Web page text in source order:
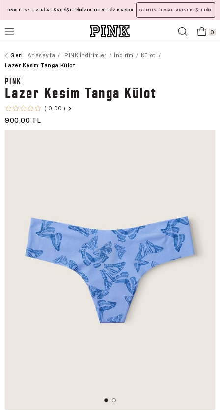
3500 TL ve ÜZERİ ALIŞVERİŞLERİNİZDE ÜCRETSİZ KARGO! GÜNÜN FIRSATLARINI KEŞFEDİN
0
Anasayfa PINK İndirimler İndirim
Külot
Lazer Kesim Tanga Külot
PINK
Lazer Kesim Tanga Külot
0,00
900,00 TL